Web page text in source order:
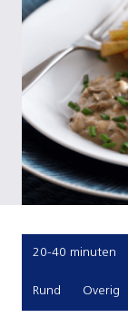
20-40 minuten
Rund Overig